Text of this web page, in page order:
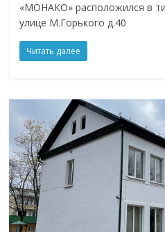
«МОНАКО» расположился в
улице М.Горького д.40
Читать далее